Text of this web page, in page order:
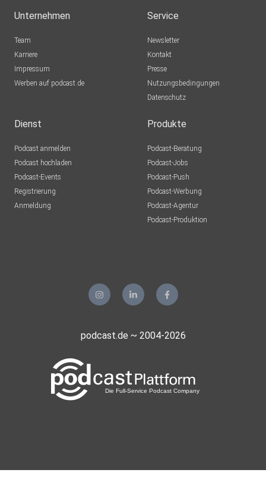
Unternehmen
Team
Karriere
Impressum
Werben auf podcast.de
Service
Newsletter
Kontakt
Presse
Nutzungsbedingungen
Datenschutz
Dienst
Podcast anmelden
Podcast hochladen
Podcast-Events
Registrierung
Anmeldung
Produkte
Podcast-Beratung
Podcast-Jobs
Podcast-Push
Podcast-Werbung
Podcast-Agentur
Podcast-Produktion
podcast.de ~ 2004-2026